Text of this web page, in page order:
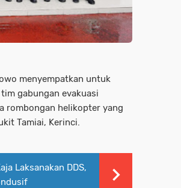
menyempatkan untuk
gabungan evakuasi
rombongan helikopter yang
Tamiai, Kerinci.
Laksanakan DDS,